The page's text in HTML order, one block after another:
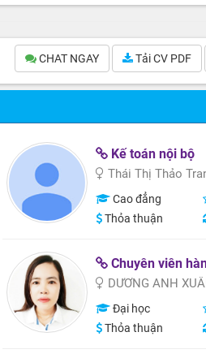
CHAT NGAY Tải CV PDF
Kế toán nội bộ
Thái Thị Thảo
Cao đẳng
Thỏa thuận
Chuyên viên
DƯƠNG ANH
Đại học
Thỏa thuận